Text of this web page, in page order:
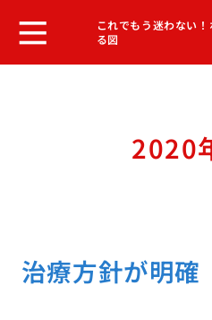
これでもう迷わない
る図
2020
治療方針が明確